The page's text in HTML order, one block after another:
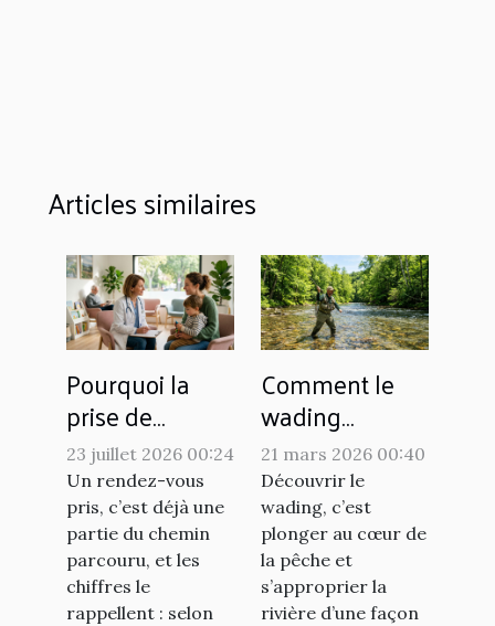
Articles similaires
Pourquoi la
prise de
rendez-vous
pèse-t-elle
autant dans la
réussite d’une
consultation ?
23 juillet 2026 00:24
Un rendez-vous
pris, c’est déjà une
partie du chemin
parcouru, et les
chiffres le
rappellent : selon
Comment le
wading
améliore-t-il
l'expérience de
pêche ?
21 mars 2026 00:40
Découvrir le
wading, c’est
plonger au cœur de
la pêche et
s’approprier la
rivière d’une façon